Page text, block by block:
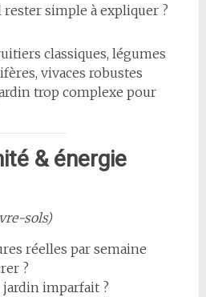
simple à expliquer ?
classiques, légumes
vivaces robustes
trop complexe pour
& énergie
sols)
réelles par semaine
?
imparfait ?